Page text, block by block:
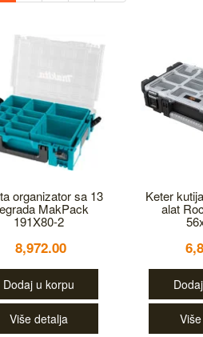
organizator sa 13
MakPack
191X80-2
8,972.00
Dodaj u korpu
Više detalja
Keter
alat